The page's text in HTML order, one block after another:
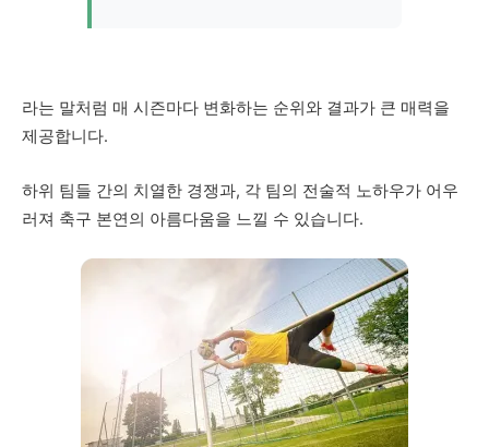
라는 말처럼 매 시즌마다 변화하는 순위와 결과가 큰 매력을
제공합니다.
하위 팀들 간의 치열한 경쟁과, 각 팀의 전술적 노하우가 어우
러져 축구 본연의 아름다움을 느낄 수 있습니다.